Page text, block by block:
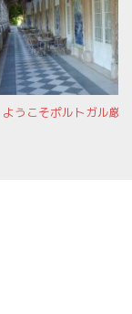
ようこそポルトガル厳